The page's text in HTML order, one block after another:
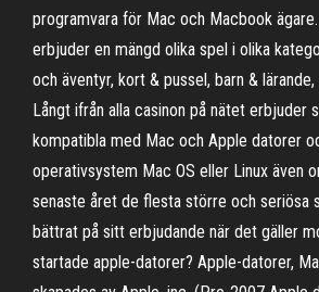
programvara för Mac och Macbook
erbjuder en mängd olika spel i olika
och äventyr, kort & pussel, barn &
Långt ifrån alla casinon på nätet erbjuder
kompatibla med Mac och Apple datorer
operativsystem Mac OS eller Linux även
senaste året de flesta större och seriösa
bättrat på sitt erbjudande när det gäller
startade apple-datorer? Apple-datorer,